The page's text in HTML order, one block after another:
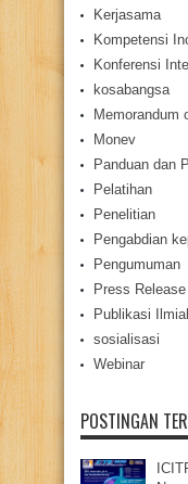
Kerjasama
Kompetensi
Konferensi
kosabangsa
Memorandum
Monev
Panduan dan
Pelatihan
Penelitian
Pengabdian
Pengumuman
Press
Publikasi
sosialisasi
Webinar
POSTINGAN